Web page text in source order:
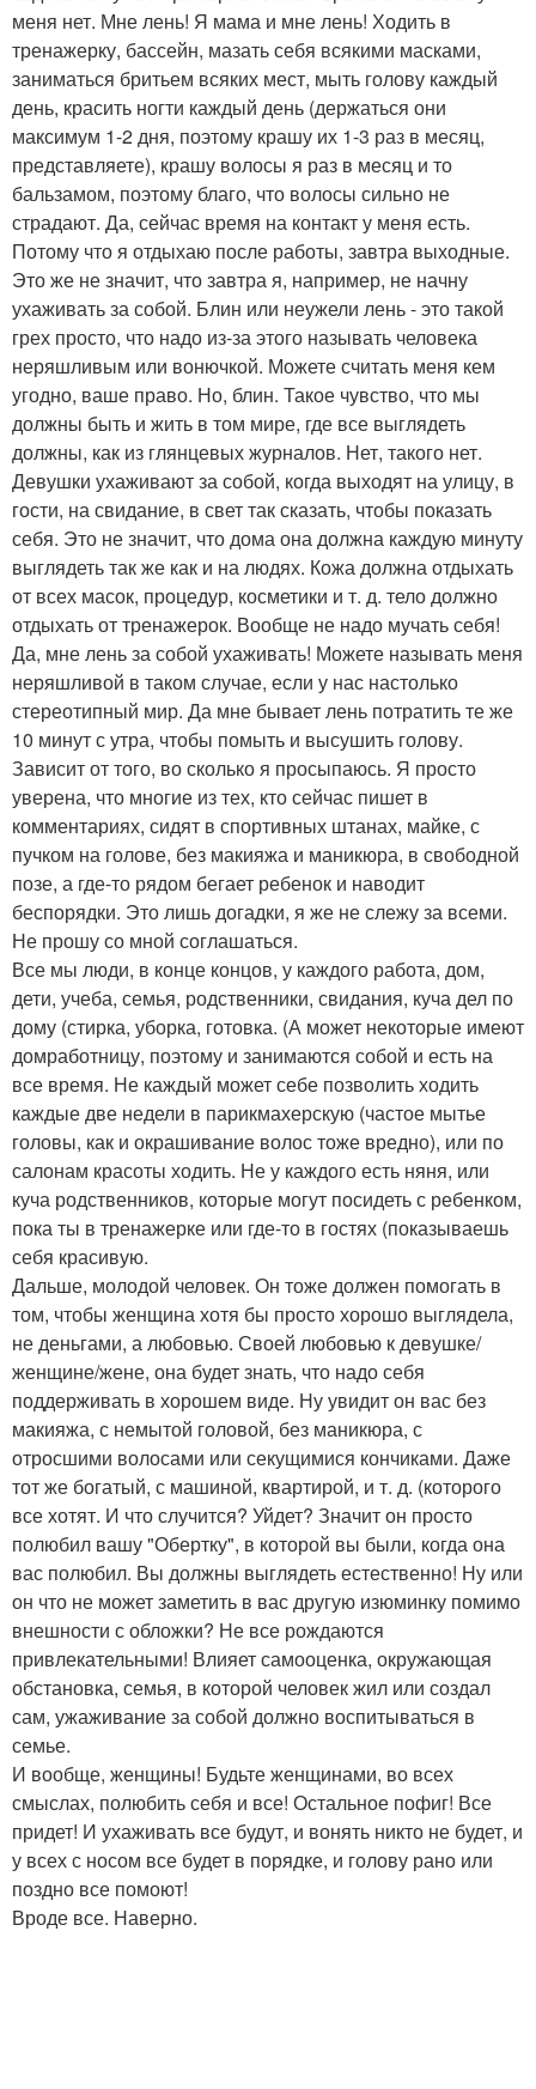
меня нет. Мне лень! Я мама и мне лень! Ходить в
тренажерку, бассейн, мазать себя всякими масками,
заниматься бритьем всяких мест, мыть голову каждый
день, красить ногти каждый день (держаться они
максимум 1-2 дня, поэтому крашу их 1-3 раз в месяц,
представляете), крашу волосы я раз в месяц и то
бальзамом, поэтому благо, что волосы сильно не
страдают. Да, сейчас время на контакт у меня есть.
Потому что я отдыхаю после работы, завтра выходные.
Это же не значит, что завтра я, например, не начну
ухаживать за собой. Блин или неужели лень - это такой
грех просто, что надо из-за этого называть человека
неряшливым или вонючкой. Можете считать меня кем
угодно, ваше право. Но, блин. Такое чувство, что мы
должны быть и жить в том мире, где все выглядеть
должны, как из глянцевых журналов. Нет, такого нет.
Девушки ухаживают за собой, когда выходят на улицу, в
гости, на свидание, в свет так сказать, чтобы показать
себя. Это не значит, что дома она должна каждую минуту
выглядеть так же как и на людях. Кожа должна отдыхать
от всех масок, процедур, косметики и т. д. тело должно
отдыхать от тренажерок. Вообще не надо мучать себя!
Да, мне лень за собой ухаживать! Можете называть меня
неряшливой в таком случае, если у нас настолько
стереотипный мир. Да мне бывает лень потратить те же
10 минут с утра, чтобы помыть и высушить голову.
Зависит от того, во сколько я просыпаюсь. Я просто
уверена, что многие из тех, кто сейчас пишет в
комментариях, сидят в спортивных штанах, майке, с
пучком на голове, без макияжа и маникюра, в свободной
позе, а где-то рядом бегает ребенок и наводит
беспорядки. Это лишь догадки, я же не слежу за всеми.
Не прошу со мной соглашаться.
Все мы люди, в конце концов, у каждого работа, дом,
дети, учеба, семья, родственники, свидания, куча дел по
дому (стирка, уборка, готовка. (А может некоторые имеют
домработницу, поэтому и занимаются собой и есть на
все время. Не каждый может себе позволить ходить
каждые две недели в парикмахерскую (частое мытье
головы, как и окрашивание волос тоже вредно), или по
салонам красоты ходить. Не у каждого есть няня, или
куча родственников, которые могут посидеть с ребенком,
пока ты в тренажерке или где-то в гостях (показываешь
себя красивую.
Дальше, молодой человек. Он тоже должен помогать в
том, чтобы женщина хотя бы просто хорошо выглядела,
не деньгами, а любовью. Своей любовью к девушке/
женщине/жене, она будет знать, что надо себя
поддерживать в хорошем виде. Ну увидит он вас без
макияжа, с немытой головой, без маникюра, с
отросшими волосами или секущимися кончиками. Даже
тот же богатый, с машиной, квартирой, и т. д. (которого
все хотят. И что случится? Уйдет? Значит он просто
полюбил вашу "Обертку", в которой вы были, когда она
вас полюбил. Вы должны выглядеть естественно! Ну или
он что не может заметить в вас другую изюминку помимо
внешности с обложки? Не все рождаются
привлекательными! Влияет самооценка, окружающая
обстановка, семья, в которой человек жил или создал
сам, ужаживание за собой должно воспитываться в
семье.
И вообще, женщины! Будьте женщинами, во всех
смыслах, полюбить себя и все! Остальное пофиг! Все
придет! И ухаживать все будут, и вонять никто не будет, и
у всех с носом все будет в порядке, и голову рано или
поздно все помоют!
Вроде все. Наверно.